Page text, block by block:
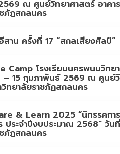
ณ ศูนย์วิทยาศาสตร์ อาคา
ภัฏสกลนคร
าน ครั้งที่ 17 “สกลเสียงศิลป์”
Camp โรงเรียนนครพนมวิท
– 15 กุมภาพันธ์ 2569 ณ ศูนย์
วิทยาลัยราชภัฏสกลนคร
& Learn 2025 “นิทรรศกา
ประจำปีงบประมาณ 2568” วั
ภัฏสกลนคร